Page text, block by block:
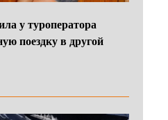
у туроператора
поездку в другой